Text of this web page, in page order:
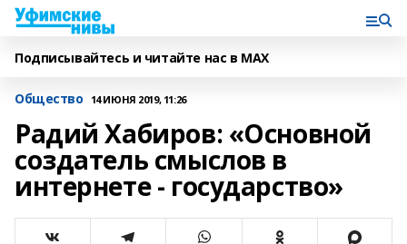
Подписывайтесь и читайте нас в MAX
Общество 14 ИЮНЯ 2019, 11:26
Радий Хабиров: «Основной
создатель смыслов в
интернете - государство»